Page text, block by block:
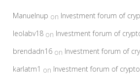
Manuelnup on Investment forum of
leolabv18 on Investment forum of
brendadn16 on Investment forum of
karlatm1 on Investment forum of